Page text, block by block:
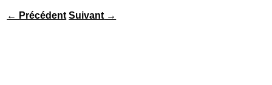
← Précédent Suivant →